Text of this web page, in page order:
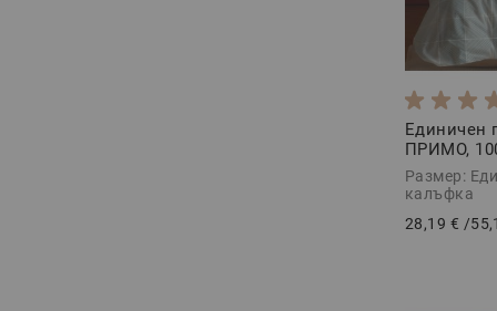
Единичен
ПРИМО,
Ранфорс, 2
Размер:
калъфка
28,19 € /